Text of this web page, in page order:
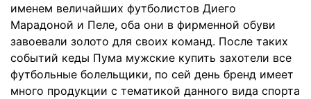
именем величайших футболистов Диего
Марадоной и Пеле, оба они в фирменной обуви
завоевали золото для своих команд. После таких
событий кеды Пума мужские купить захотели все
футбольные болельщики, по сей день бренд имеет
много продукции с тематикой данного вида спорта